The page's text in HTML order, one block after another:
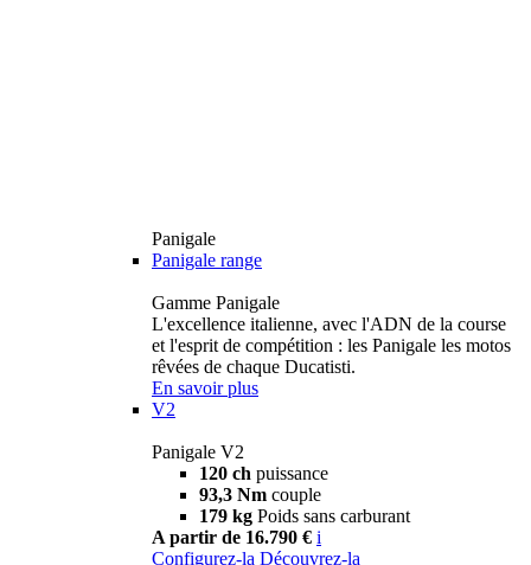
Panigale
Panigale range
Gamme Panigale
L'excellence italienne, avec l'ADN de la course
et l'esprit de compétition : les Panigale les motos
rêvées de chaque Ducatisti.
En savoir plus
V2
Panigale V2
120 ch puissance
93,3 Nm couple
179 kg Poids sans carburant
A partir de 16.790 € i
Configurez-la Découvrez-la